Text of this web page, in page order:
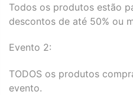
Todos os produtos estão
descontos de até 50% ou
Evento 2:
TODOS os produtos
evento.